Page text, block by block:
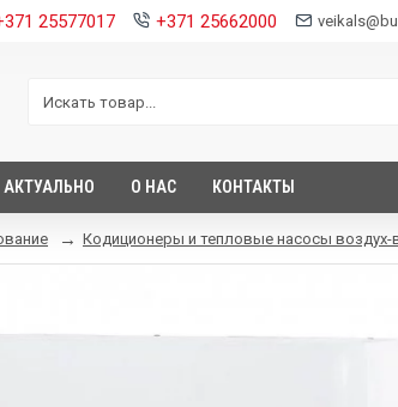
25577017 +371 25662000
АКТУАЛЬНО О НАС КОНТАКТЫ
Кодиционеры и тепловые насосы воздух-